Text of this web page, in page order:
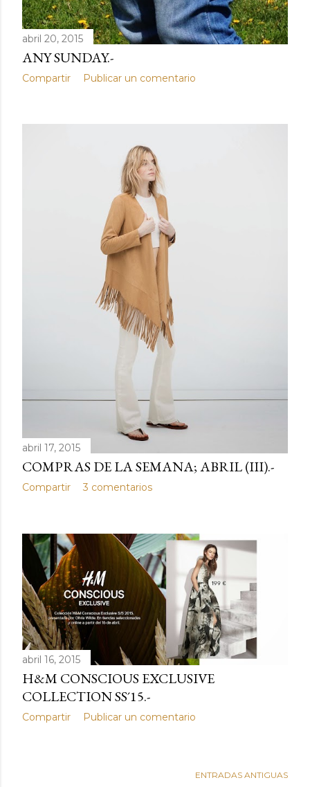
abril 20, 2015
ANY SUNDAY.-
Compartir Publicar un comentario
abril 17, 2015
COMPRAS DE LA SEMANA; ABRIL (III).-
Compartir 3 comentarios
abril 16, 2015
H&M CONSCIOUS EXCLUSIVE
COLLECTION SS´15.-
Compartir Publicar un comentario
ENTRADAS ANTIGUAS